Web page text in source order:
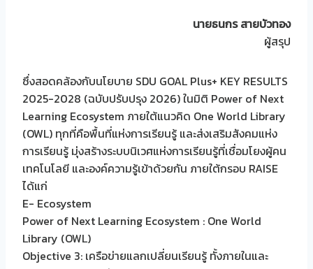
นายธนกร สายบัวทอง
ผู้สรุป
ซึ่งสอดคล้องกับนโยบาย SDU GOAL Plus+ KEY RESULTS
2025-2028 (ฉบับปรับปรุง 2026) ในมิติ Power of Next
Learning Ecosystem ภายใต้แนวคิด One World Library
(OWL) ทุกที่คือพื้นที่แห่งการเรียนรู้ และส่งเสริมสังคมแห่ง
การเรียนรู้ มุ่งสร้างระบบนิเวศแห่งการเรียนรู้ที่เชื่อมโยงผู้คน
เทคโนโลยี และองค์ความรู้เข้าด้วยกัน ภายใต้กรอบ RAISE
ได้แก่
E- Ecosystem
Power of Next Learning Ecosystem : One World
Library (OWL)
Objective 3: เครือข่ายแลกเปลี่ยนเรียนรู้ ทั้งภายในและ